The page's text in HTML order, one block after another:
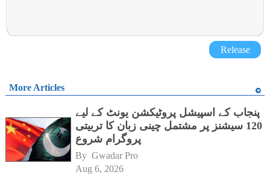
Release
More Articles
پنجاب کے اسپیشل پروٹیکشن یونٹ کے لیے
120 سیشنز پر مشتمل چینی زبان کا تربیتی
پروگرام شروع
By Gwadar Pro
Aug 6, 2026